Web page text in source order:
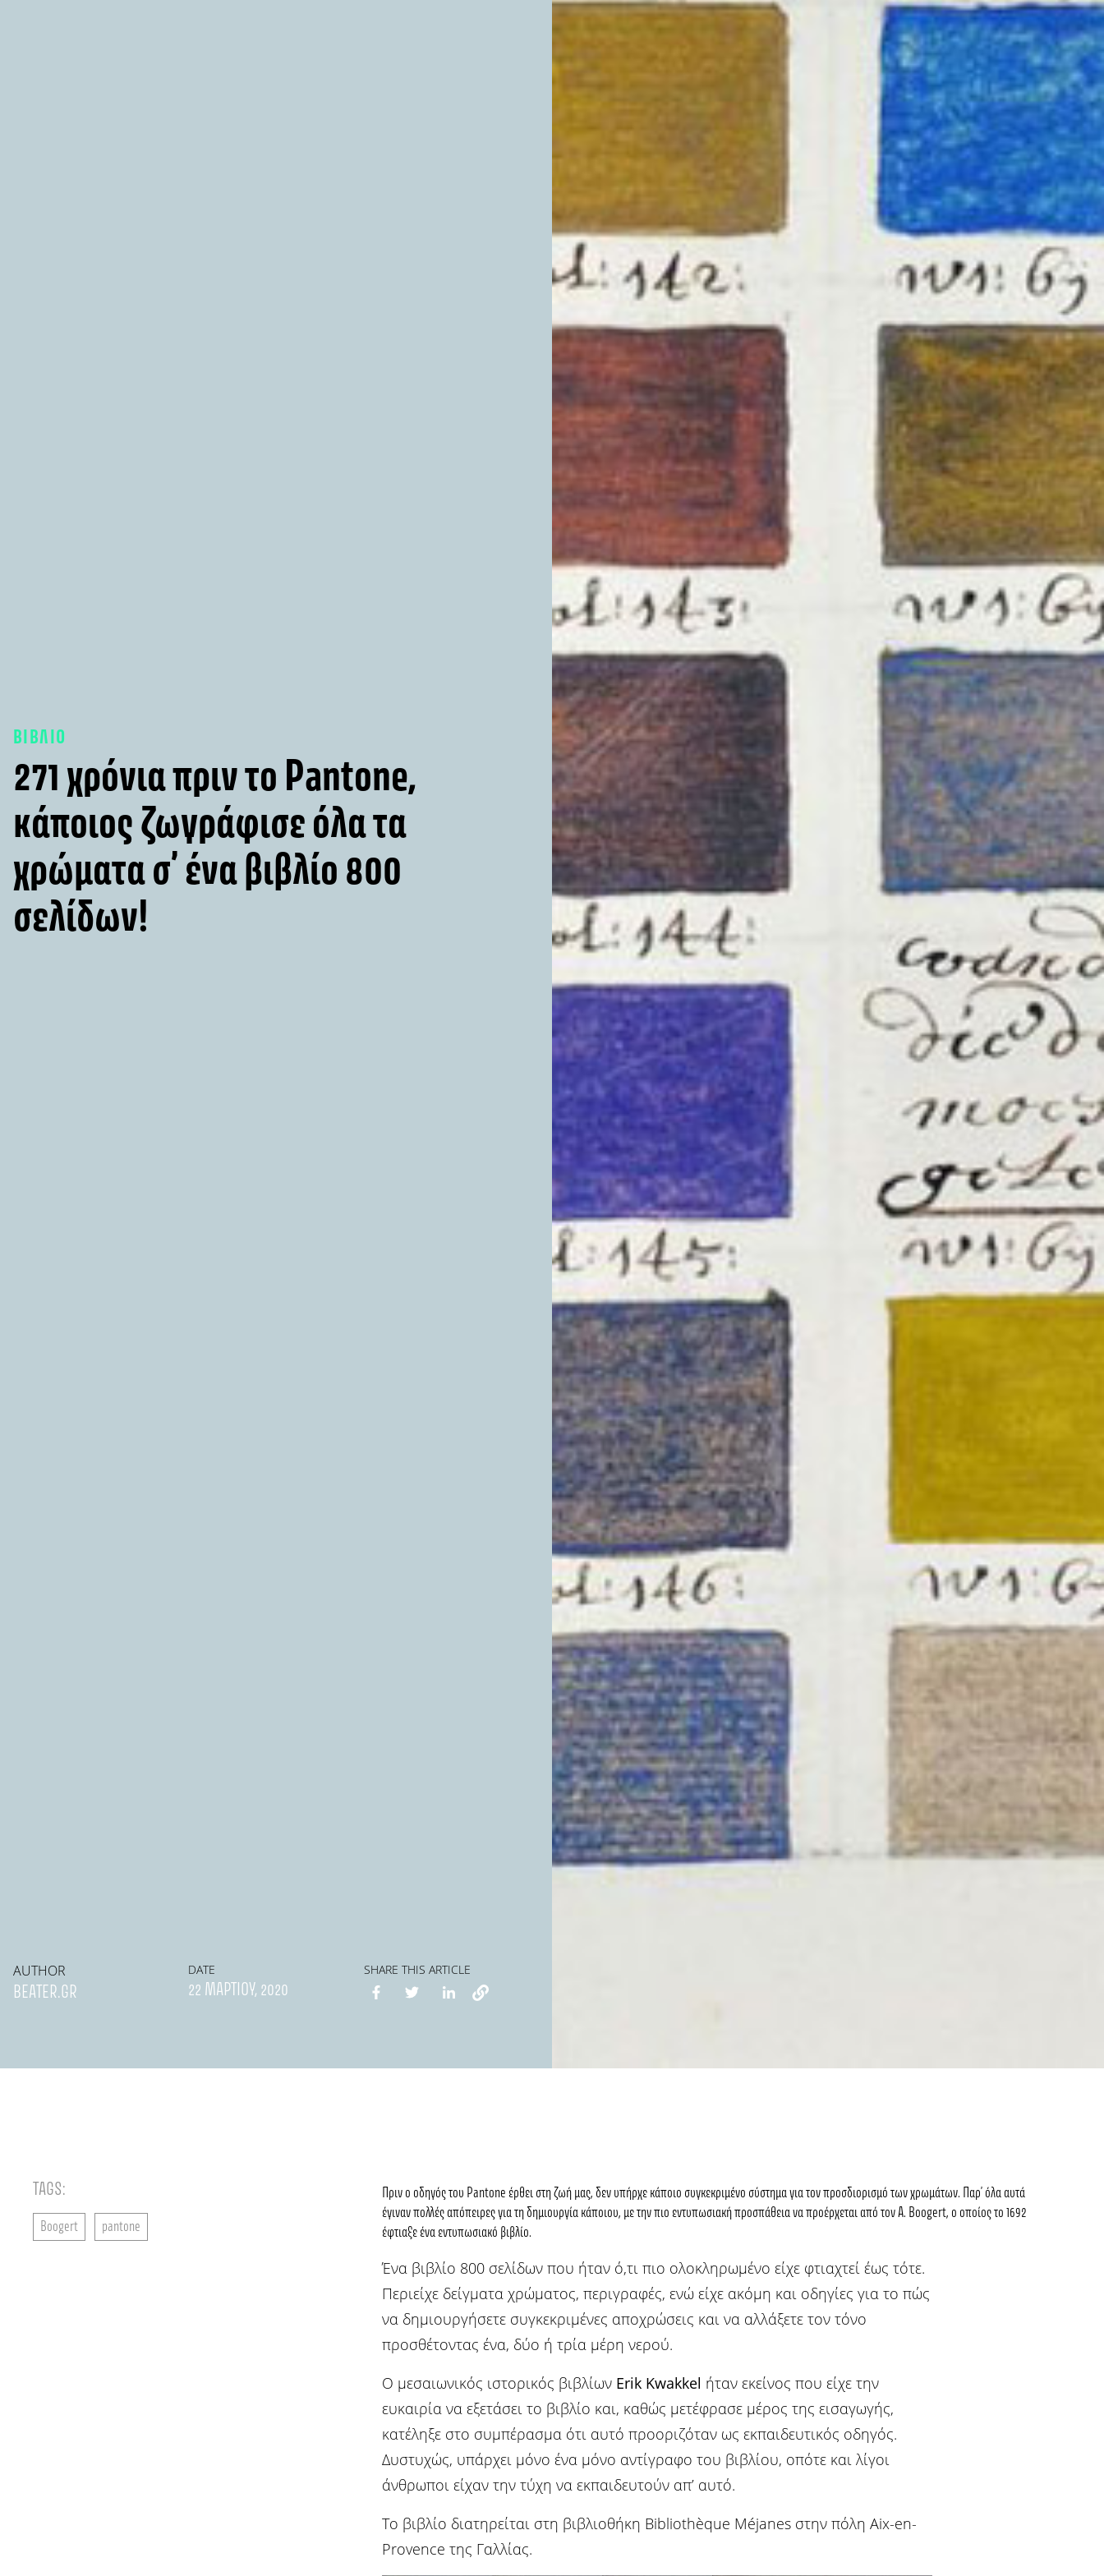
ΒΙΒΛΙΟ
271 χρόνια πριν το Pantone,
κάποιος ζωγράφισε όλα τα
χρώματα σ’ ένα βιβλίο 800
σελίδων!
AUTHOR
BEATER.GR
DATE
22 ΜΑΡΤΊΟΥ, 2020
SHARE THIS ARTICLE
TAGS:
Boogert pantone
Πριν ο οδηγός του Pantone έρθει στη ζωή μας, δεν υπήρχε κάποιο συγκεκριμένο σύστημα για τον προσδιορισμό των χρωμάτων. Παρ’ όλα αυτά
έγιναν πολλές απόπειρες για τη δημιουργία κάποιου, με την πιο εντυπωσιακή προσπάθεια να προέρχεται από τονA. Boogert, ο οποίος το 1692
έφτιαξε ένα εντυπωσιακό βιβλίο.
Ένα βιβλίο 800 σελίδων που ήταν ό,τι πιο ολοκληρωμένο είχε φτιαχτεί έως τότε.
Περιείχε δείγματα χρώματος, περιγραφές, ενώ είχε ακόμη και οδηγίες για το πώς
να δημιουργήσετε συγκεκριμένες αποχρώσεις και να αλλάξετε τον τόνο
προσθέτοντας ένα, δύο ή τρία μέρη νερού.
Ο μεσαιωνικός ιστορικός βιβλίων Erik Kwakkel ήταν εκείνος που είχε την
ευκαιρία να εξετάσει το βιβλίο και, καθώς μετέφρασε μέρος της εισαγωγής,
κατέληξε στο συμπέρασμα ότι αυτό προοριζόταν ως εκπαιδευτικός οδηγός.
Δυστυχώς, υπάρχει μόνο ένα μόνο αντίγραφο του βιβλίου, οπότε και λίγοι
άνθρωποι είχαν την τύχη να εκπαιδευτούν απ’ αυτό.
Το βιβλίο διατηρείται στη βιβλιοθήκη Bibliothèque Méjanes στην πόλη Aix-en-
Provence της Γαλλίας.